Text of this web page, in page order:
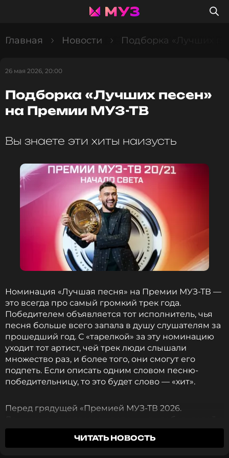
Главная Новости Подборка «Лучших
26 мая 2026, 20:00
Подборка «Лучших песен»
на Премии МУЗ-ТВ
Вы знаете эти хиты наизусть
Номинация «Лучшая песня» на Премии МУЗ-ТВ —
это всегда про самый громкий трек года.
Победителем объявляется тот исполнитель, чья
песня больше всего запала в душу слушателям за
прошедший год. С «тарелкой» за эту номинацию
уходит тот артист, чей трек люди слышали
множество раз, и более того, они смогут его
подпеть. Если описать одним словом песню-
победительницу, то это будет слово — «хит».
Перед грядущей «Премией МУЗ-ТВ 2026.
Движение» предлагаем вспомнить победителей в
номинации «Лучшая песня» с 2013 по 2025 год!
ЧИТАТЬ НОВОСТЬ